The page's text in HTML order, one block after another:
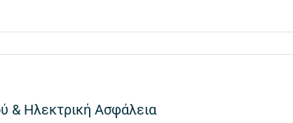
& Ηλεκτρική Ασφάλεια